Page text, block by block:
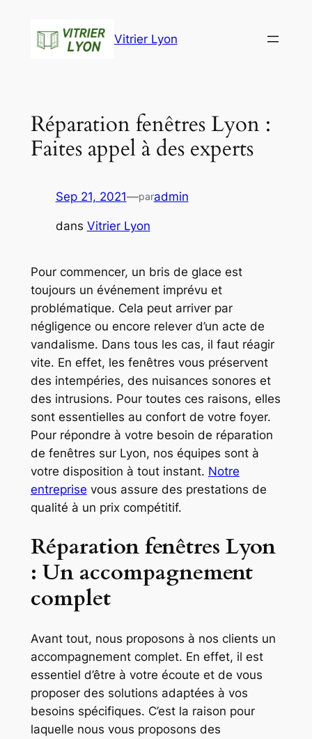
contenu
Vitrier Lyon
Réparation fenêtres Lyon :
Faites appel à des experts
Sep 21, 2021—paradmin
dans Vitrier Lyon
Pour commencer, un bris de glace est
toujours un événement imprévu et
problématique. Cela peut arriver par
négligence ou encore relever d’un acte de
vandalisme. Dans tous les cas, il faut réagir
vite. En effet, les fenêtres vous préservent
des intempéries, des nuisances sonores et
des intrusions. Pour toutes ces raisons, elles
sont essentielles au confort de votre foyer.
Pour répondre à votre besoin de réparation
de fenêtres sur Lyon, nos équipes sont à
votre disposition à tout instant. Notre
entreprise vous assure des prestations de
qualité à un prix compétitif.
Réparation fenêtres Lyon
: Un accompagnement
complet
Avant tout, nous proposons à nos clients un
accompagnement complet. En effet, il est
essentiel d’être à votre écoute et de vous
proposer des solutions adaptées à vos
besoins spécifiques. C’est la raison pour
laquelle nous vous proposons des